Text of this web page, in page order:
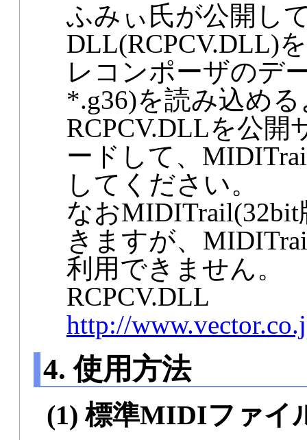
ふみぃ氏が公開し
DLL(RCPCV.DLL)
レコンポーザのデ
*.g36)を読み込め
RCPCV.DLLを公開
ードして、
してください。
なおMIDITrail(32bit
きますが、
利用できません。
RCPCV.DLL
http://
4. 使用方法
(1) 標準MIDIファイ